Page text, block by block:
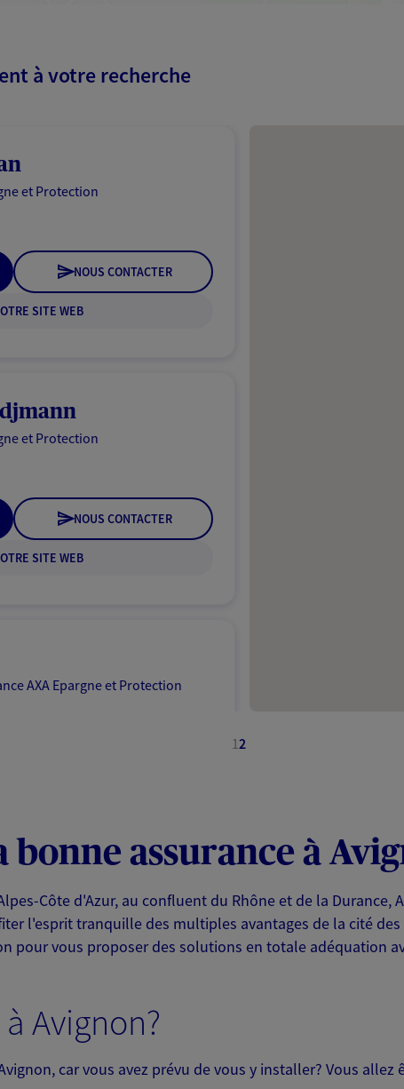
à votre recherche
et Protection
NOUS CONTACTER
SITE WEB
et Protection
NOUS CONTACTER
SITE WEB
AXA Epargne et Protection
Assurances
exclusif AXA France
NOUS CONTACTER
12
assurance à
Côte d'Azur, au confluent du Rhône et de la
l'esprit tranquille des multiples avantages de la cité
pour vous proposer des solutions en totale adéquation
Avignon?
car vous avez prévu de vous y installer? Vous